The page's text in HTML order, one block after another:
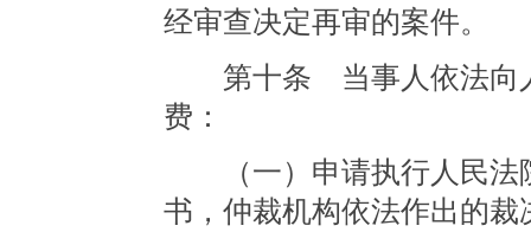
经审查决定再审的案件。
第十条 当事人依法向人
费：
（一）申请执行人民法
书，仲裁机构依法作出的